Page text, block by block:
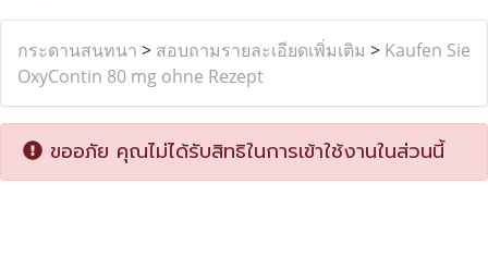
กระดานสนทนา > สอบถามรายละเอียดเพิ่มเติม > Kaufen Sie
OxyContin 80 mg ohne Rezept
ขออภัย คุณไม่ได้รับสิทธิในการเข้าใช้งานในส่วนนี้